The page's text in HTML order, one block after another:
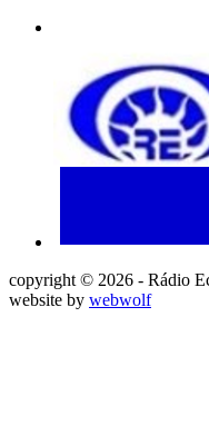
copyright © 2026 - Rádio
website by webwolf